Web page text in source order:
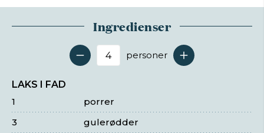
Ingredienser
Antal serveringer
personer
LAKS I FAD
porrer
1
gulerødder
3